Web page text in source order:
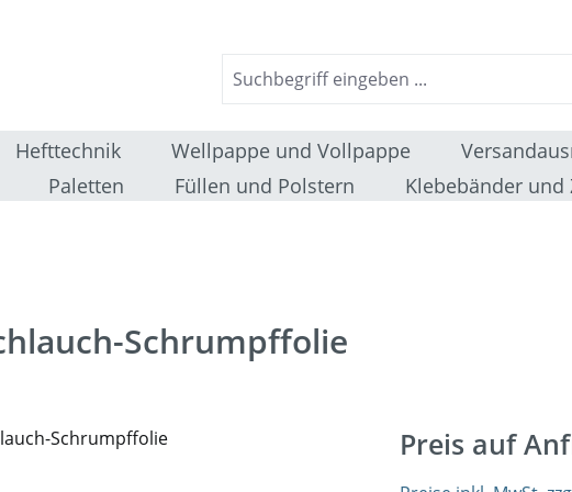
Hefttechnik Wellpappe und Vollpappe
Paletten Füllen und Polstern Klebebänder und
Schrumpffolie
Preis auf